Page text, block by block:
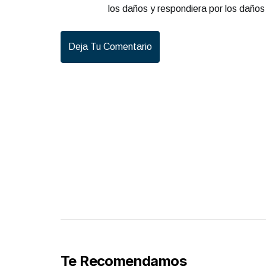
los daños y respondiera por los
Deja Tu Comentario
Te Recomendamos